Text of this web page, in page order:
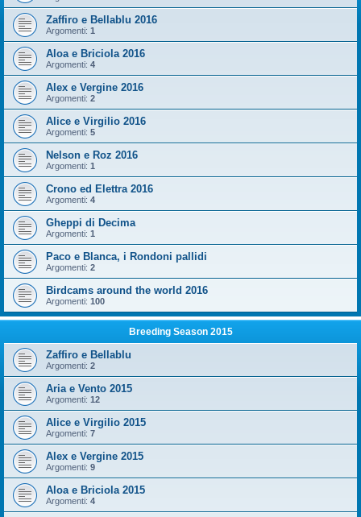
Zaffiro e Bellablu 2016
Argomenti: 1
Aloa e Briciola 2016
Argomenti: 4
Alex e Vergine 2016
Argomenti: 2
Alice e Virgilio 2016
Argomenti: 5
Nelson e Roz 2016
Argomenti: 1
Crono ed Elettra 2016
Argomenti: 4
Gheppi di Decima
Argomenti: 1
Paco e Blanca, i Rondoni pallidi
Argomenti: 2
Birdcams around the world 2016
Argomenti: 100
Breeding Season 2015
Zaffiro e Bellablu
Argomenti: 2
Aria e Vento 2015
Argomenti: 12
Alice e Virgilio 2015
Argomenti: 7
Alex e Vergine 2015
Argomenti: 9
Aloa e Briciola 2015
Argomenti: 4